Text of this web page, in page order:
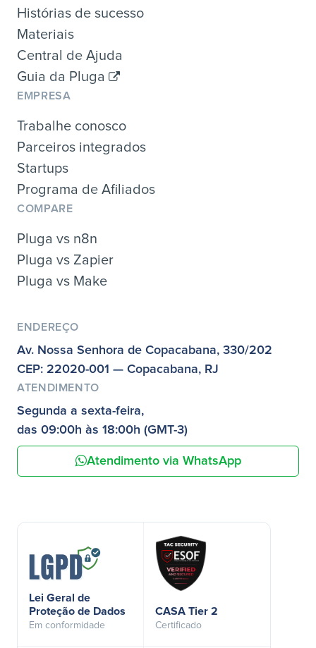
Histórias de sucesso
Materiais
Central de Ajuda
Guia da Pluga
EMPRESA
Trabalhe conosco
Parceiros integrados
Startups
Programa de Afiliados
COMPARE
Pluga vs n8n
Pluga vs Zapier
Pluga vs Make
ENDEREÇO
Av. Nossa Senhora de Copacabana, 330/202
CEP: 22020-001 — Copacabana, RJ
ATENDIMENTO
Segunda a sexta-feira,
das 09:00h às 18:00h (GMT-3)
Atendimento via WhatsApp
Lei Geral de
Proteção de Dados
Em conformidade
CASA Tier 2
Certificado